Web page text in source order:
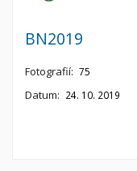
BN2019
Fotografií: 75
Datum: 24. 10. 2019